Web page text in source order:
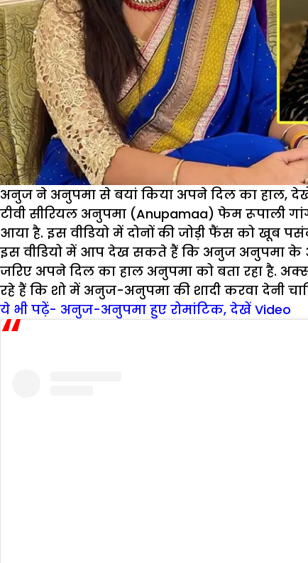
शादी
में
होगा
तमाशा
अनुज ने अनुपमा से बयां किया अपने दिल का हाल,
टीवी सीरियल अनुपमा (Anupamaa) फेम रूपाली
आया है. इस वीडियो में दोनों की जोड़ी फैंस को खूब
इस वीडियो में आप देख सकते हैं कि अनुज अनुपमा
जरिए अपने दिल का हाल अनुपमा को बता रहा है.
रहे हैं कि शो में अनुज-अनुपमा की शादी करवा देनी
ये भी पढ़ें- अनुज-अनुपमा हुए रोमांटिक, देखें Video